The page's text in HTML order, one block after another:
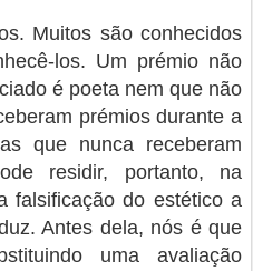
Muitos são conhecidos
los. Um prémio não
é poeta nem que não
prémios durante a
que nunca receberam
residir, portanto, na
falsificação do estético a
Antes dela, nós é que
uma avaliação